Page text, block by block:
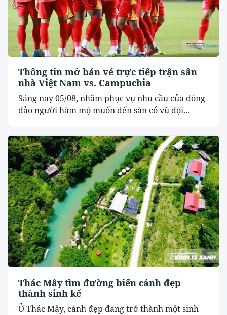
Thông tin mở bán vé trực tiếp trận sân
nhà Việt Nam vs. Campuchia
Sáng nay 05/08, nhằm phục vụ nhu cầu của đông
đảo người hâm mộ muốn đến sân cổ vũ đội...
Thác Mây tìm đường biến cảnh đẹp
thành sinh kế
Ở Thác Mây, cảnh đẹp đang trở thành một sinh